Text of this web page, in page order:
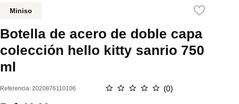
Miniso
Botella de acero de doble capa
colección hello kitty sanrio 750
ml
Referencia:2020876110106 ☆ ☆ ☆ ☆ ☆ (0)